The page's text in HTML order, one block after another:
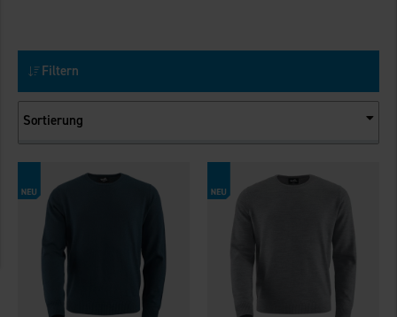
Filtern
Sortierung